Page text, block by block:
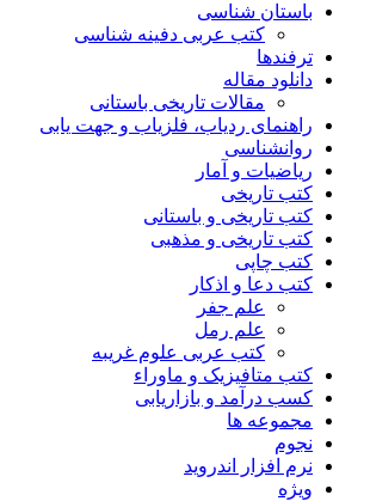
باستان شناسی
کتب عربی دفینه شناسی
ترفندها
دانلود مقاله
مقالات تاریخی باستانی
راهنمای ردیاب، فلزیاب و جهت یابی
روانشناسی
ریاضیات و آمار
کتب تاریخی
کتب تاریخی و باستانی
کتب تاریخی و مذهبی
کتب چاپی
کتب دعا و اذکار
علم جفر
علم رمل
کتب عربی علوم غریبه
کتب متافیزیک و ماوراء
کسب درآمد و بازاریابی
مجموعه ها
نجوم
نرم افزار اندروید
ویژه